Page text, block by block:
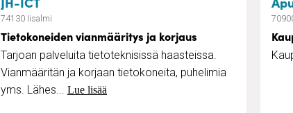
74130 Iisalmi
Tietokoneiden vianmääritys ja korjaus
Tarjoan palveluita tietoteknisissä haasteissa.
Vianmääritän ja korjaan tietokoneita, puhelimia
yms. Lähes... Lue lisää